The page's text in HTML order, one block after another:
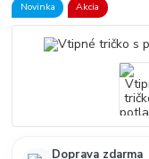
Novinka Akcia
Doprava zdarma